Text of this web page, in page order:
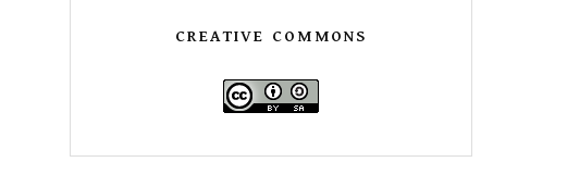
CREATIVE COMMONS